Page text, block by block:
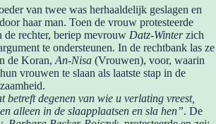
van twee was herhaaldelijk geslagen en
haar man. Toen de vrouw protesteerde
de rechter, beriep mevrouw Datz-Winterzich
te ondersteunen. In de rechtbank las ze
de Koran, An-Nisa (Vrouwen), voor, waarin
vrouwen te slaan als laatste stap in de
betreft degenen van wie u verlating vreest,
alleen in de slaapplaatsen en sla hen”. De